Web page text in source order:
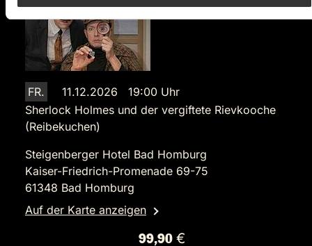
FR.
11.12.2026 19:00 Uhr
Sherlock Holmes und der vergiftete Rievkooche
(Reibekuchen)
Steigenberger Hotel Bad Homburg
Kaiser-Friedrich-Promenade 69-75
61348 Bad Homburg
Auf der Karte anzeigen
99,90 €